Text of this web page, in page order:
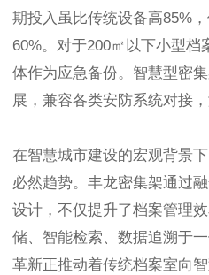
期投入虽比传统设备高85%
60%。对于200㎡以下小型档
体作为应急备份。智慧型密
展，兼容各类安防系统对接
在智慧城市建设的宏观背景
必然趋势。丰龙密集架通过
设计，不仅提升了档案管理
储、智能检索、数据追溯于
革新正推动着传统档案室向